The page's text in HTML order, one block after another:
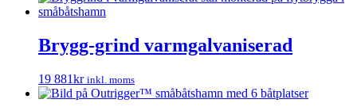
Brygg-grind varmgalvaniserad
19 881kr inkl. moms